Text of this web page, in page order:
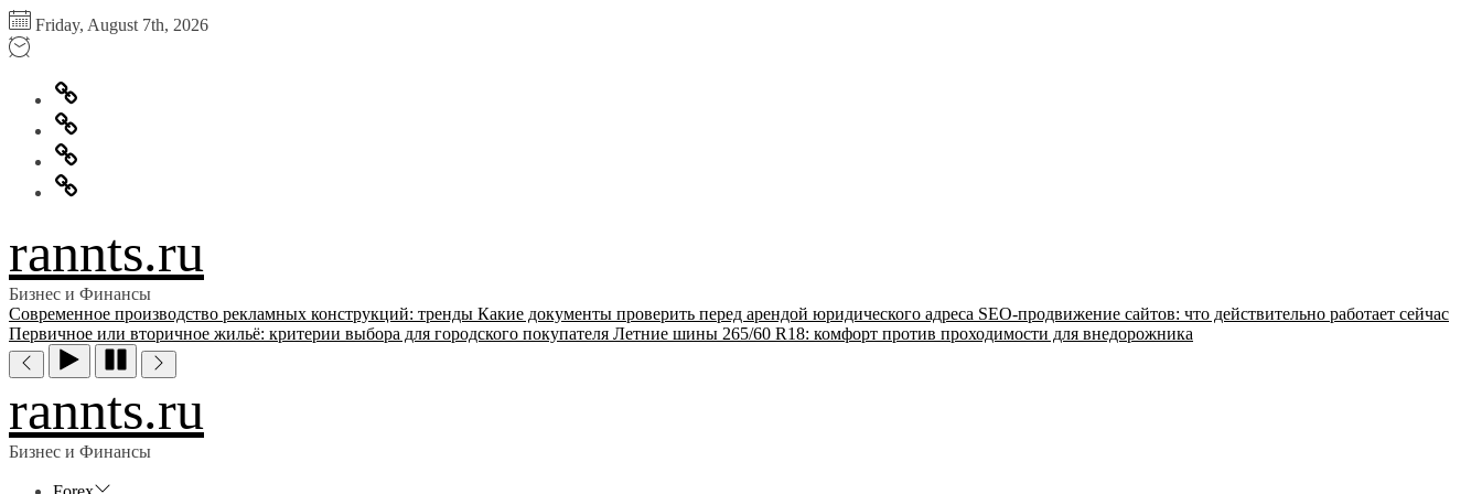
Перейти
к
содержимому
Friday, August 7th, 2026
Главная
Информация
для
правообладателей
Обратная
связь
Политика
конфиденциальности
rannts.ru
Бизнес и Финансы
Современное производство рекламных конструкций: тренды Какие документы проверить перед арендой юридического адреса SEO-продвижение сайтов: что действительно работает сейчас
Первичное или вторичное жильё: критерии выбора для городского покупателя Летние шины 265/60 R18: комфорт против проходимости для внедорожника
rannts.ru
Бизнес и Финансы